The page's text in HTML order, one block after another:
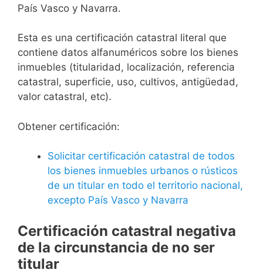
País Vasco y Navarra.
Esta es una certificación catastral literal que
contiene datos alfanuméricos sobre los bienes
inmuebles (titularidad, localización, referencia
catastral, superficie, uso, cultivos, antigüedad,
valor catastral, etc).
Obtener certificación:
Solicitar certificación catastral de todos
los bienes inmuebles urbanos o rústicos
de un titular en todo el territorio nacional,
excepto País Vasco y Navarra
Certificación catastral negativa
de la circunstancia de no ser
titular